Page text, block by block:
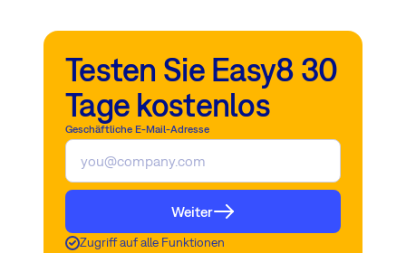
Testen Sie Easy8 30
Tage kostenlos
Geschäftliche E-Mail-Adresse
Weiter
Zugriff auf alle Funktionen